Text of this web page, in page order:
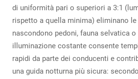
di uniformità pari o superiori a 3:1
rispetto a quella minima) eliminano le
nascondono pedoni, fauna selvatica
illuminazione costante consente
rapidi da parte dei conducenti e
una guida notturna più sicura: